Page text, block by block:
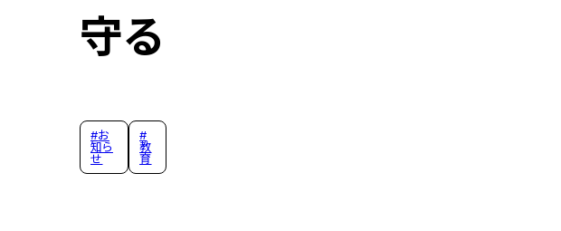
守る
#お
知ら
せ
#
教
育